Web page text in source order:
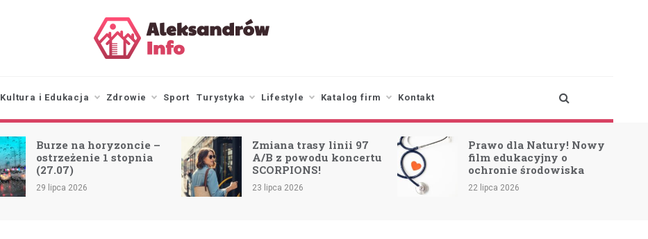
Kultura i Edukacja Zdrowie Sport Turystyka Lifestyle Katalog firm Kontakt
Burze na horyzoncie –
ostrzeżenie 1 stopnia
(27.07)
29 lipca 2026
Zmiana trasy linii 97
A/B z powodu koncertu
SCORPIONS!
23 lipca 2026
Prawo dla Natury! Nowy
film edukacyjny o
ochronie środowiska
22 lipca 2026